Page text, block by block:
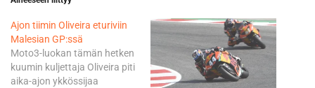
Ajon tiimin Oliveira eturiviin
Malesian GP:ssä
Moto3-luokan tämän hetken
kuumin kuljettaja Oliveira piti
aika-ajon ykkössijaa